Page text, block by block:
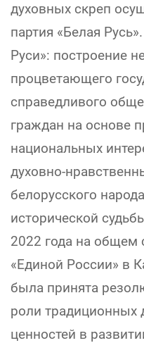
духовных скреп
партия «Белая
Руси»: построение
процветающего
справедливого
граждан на основе
национальных
духовно-
белорусского
исторической
2022 года на общем
«Единой России» в
была принята
роли традиционных
ценностей в